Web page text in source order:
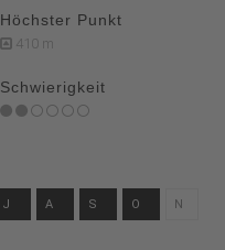
Höchster Punkt
410 m
Schwierigkeit
J A S O N